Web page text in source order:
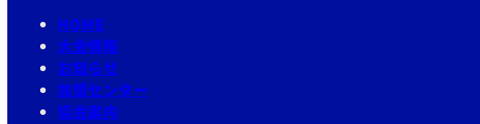
HOME
大会情報
お知らせ
加盟センター
協会案内